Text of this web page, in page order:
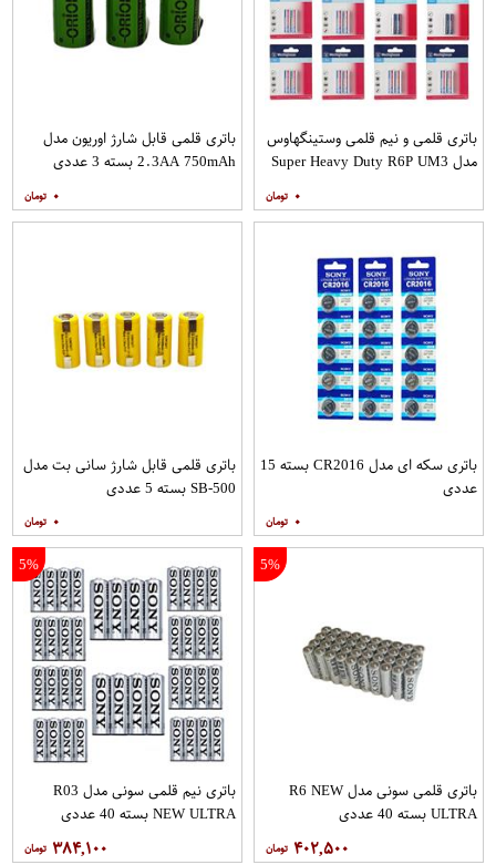
باتری قلمی و نیم قلمی وستینگهاوس
مدل Super Heavy Duty R6P UM3
۰
باتری قلمی قابل شارژ اوریون مدل
2.3AA 750mAh بسته 3 عددی
۰
باتری سکه ای مدل CR2016 بسته 15
عددی
۰
باتری قلمی قابل شارژ سانی بت مدل
SB-500 بسته 5 عددی
۰
5%
باتری قلمی سونی مدل R6 NEW
ULTRA بسته 40 عددی
۴۰۲,۵۰۰
5%
باتری نیم قلمی سونی مدل R03
NEW ULTRA بسته 40 عددی
۳۸۴,۱۰۰